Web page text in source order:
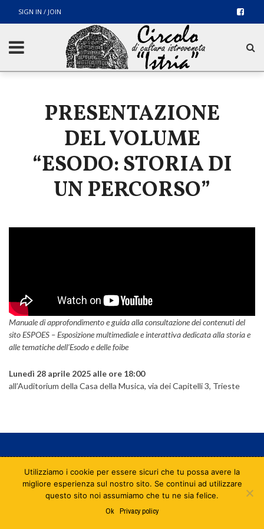
SIGN IN / JOIN
PRESENTAZIONE
DEL VOLUME
“ESODO: STORIA DI
UN PERCORSO”
Manuale di approfondimento e guida alla consultazione dei contenuti del
sito ESPOES – Esposizione multimediale e interattiva dedicata alla storia e
alle tematiche dell’Esodo e delle foibe
Lunedì 28 aprile 2025 alle ore 18:00
all’Auditorium della Casa della Musica, via dei Capitelli 3, Trieste
© CopyrightCircolo di cultura istroveneta "Istria". Tutti i diritti riservati.
Utilizziamo i cookie per essere sicuri che tu possa avere la
migliore esperienza sul nostro sito. Se continui ad utilizzare
questo sito noi assumiamo che tu ne sia felice.
Ok Privacy policy